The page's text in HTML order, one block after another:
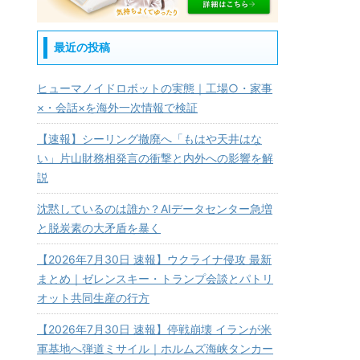
最近の投稿
ヒューマノイドロボットの実態｜工場○・家事
×・会話×を海外一次情報で検証
【速報】シーリング撤廃へ「もはや天井はな
い」片山財務相発言の衝撃と内外への影響を解
説
沈黙しているのは誰か？AIデータセンター急増
と脱炭素の大矛盾を暴く
【2026年7月30日 速報】ウクライナ侵攻 最新
まとめ｜ゼレンスキー・トランプ会談とパトリ
オット共同生産の行方
【2026年7月30日 速報】停戦崩壊 イランが米
軍基地へ弾道ミサイル｜ホルムズ海峡タンカー